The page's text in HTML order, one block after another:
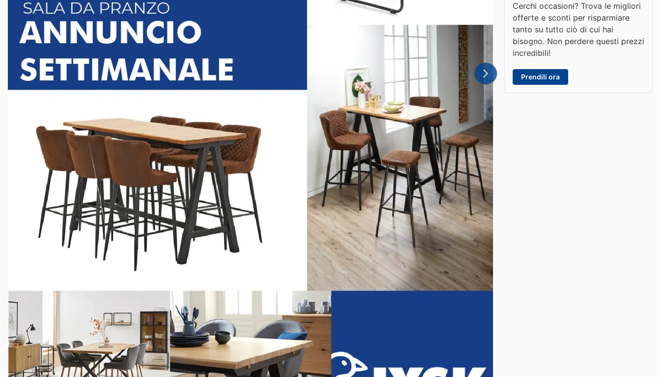
Cerchi occasioni? Trova le migliori
offerte e sconti per risparmiare
tanto su tutto ciò di cui hai
bisogno. Non perdere questi prezzi
incredibili!
Prendili ora